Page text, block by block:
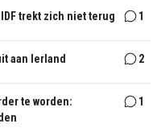
trekt zich niet terug 1
aan Ierland 2
te worden:
1